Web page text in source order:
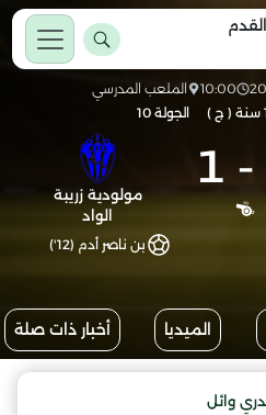
10:00
الملعب المدرسي
الجولة 10
-
1
مولودية زريبة
الواد
بن ناصر أدم (12')
الميديا أخبار ذات صلة
وائل